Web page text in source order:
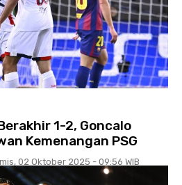
1-2, Goncalo
Kemenangan PSG
02 Oktober 2025 - 09:56 WIB